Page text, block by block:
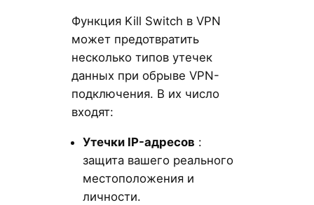
Функция Kill Switch в VPN
может предотвратить
несколько типов утечек
данных при обрыве VPN-
подключения. В их число
входят:
Утечки IP-адресов :
защита вашего реального
местоположения и
личности.